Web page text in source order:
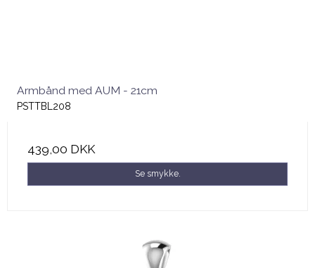
Armbånd med AUM - 21cm
PSTTBL208
439,00 DKK
Se smykke.